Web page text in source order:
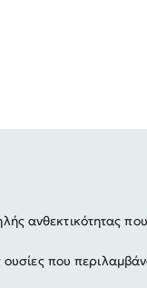
ανθεκτικότητας που
ουσίες που